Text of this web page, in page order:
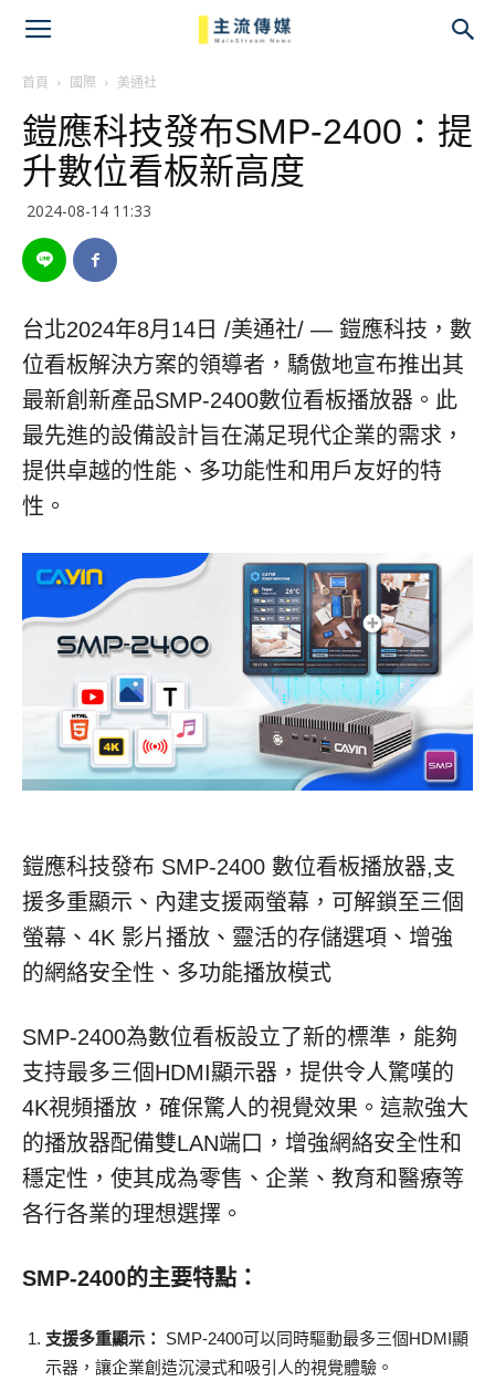
首頁 國際 美通社
鎧應科技發布SMP-2400：提
升數位看板新高度
2024-08-14 11:33
台北2024年8月14日 /美通社/ — 鎧應科技，數
位看板解決方案的領導者，驕傲地宣布推出其
最新創新產品SMP-2400數位看板播放器。此
最先進的設備設計旨在滿足現代企業的需求，
提供卓越的性能、多功能性和用戶友好的特
性。
鎧應科技發布 SMP-2400 數位看板播放器,支
援多重顯示、內建支援兩螢幕，可解鎖至三個
螢幕、4K 影片播放、靈活的存儲選項、增強
的網絡安全性、多功能播放模式
SMP-2400為數位看板設立了新的標準，能夠
支持最多三個HDMI顯示器，提供令人驚嘆的
4K視頻播放，確保驚人的視覺效果。這款強大
的播放器配備雙LAN端口，增強網絡安全性和
穩定性，使其成為零售、企業、教育和醫療等
各行各業的理想選擇。
SMP-2400的主要特點：
支援多重顯示： SMP-2400可以同時驅動最多三個HDMI顯
示器，讓企業創造沉浸式和吸引人的視覺體驗。